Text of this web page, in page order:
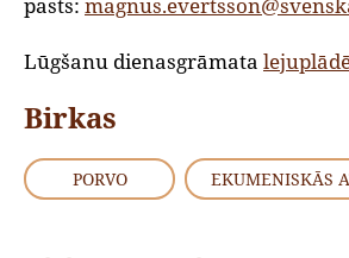
Lūgšanu dienasgrāmata
Birkas
PORVO EKUMENISKĀS